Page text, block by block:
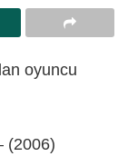
oyuncu
(2006)